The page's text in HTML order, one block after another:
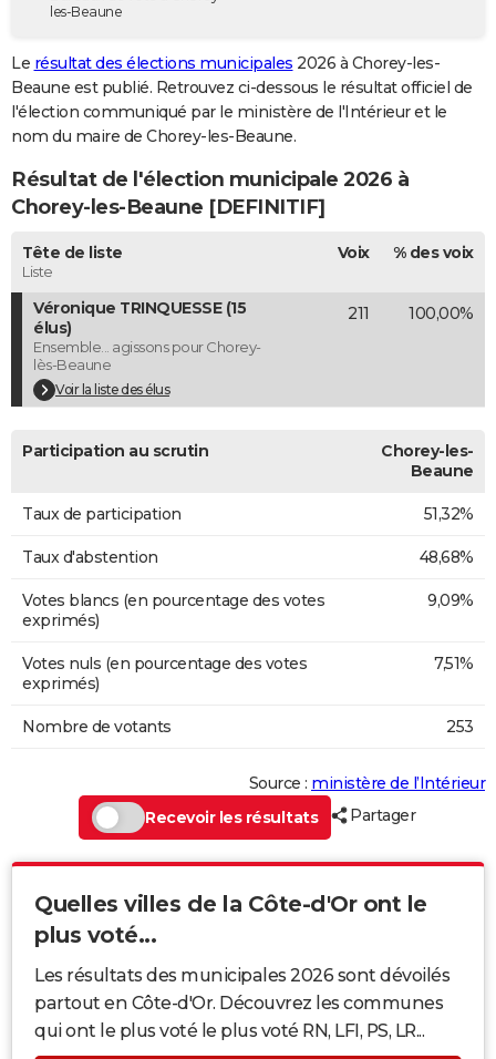
Destinations
City break
Voyage nature
Voyage de noces
Forum
GUIDES D'ACHAT
BONS PLANS
Carte de Noël
Carte Bonne année
Carte Saint-Valentin
Carte Pâques
Carte d'anniversaire
DICTIONNAIRE
Dictionnaire
Biographies
Citations
Expressions
Proverbes
PROGRAMME TV
COPAINS D'AVANT
S'inscrire
Se connecter
Lycées
Collèges
Primaires
Universités
Entreprises
Service militaire
Avis de recherche
AVIS DE DÉCÈS
FORUM
les-Beaune
Le résultat des élections municipales 2026 à Chorey-les-
Beaune est publié. Retrouvez ci-dessous le résultat officiel de
l'élection communiqué par le ministère de l'Intérieur et le
nom du maire de Chorey-les-Beaune.
Résultat de l'élection municipale 2026 à
Chorey-les-Beaune [DEFINITIF]
Tête de liste
Liste
Voix % des voix
Véronique TRINQUESSE (15
élus)
Ensemble... agissons pour Chorey-
lès-Beaune
Voir la liste des élus
211 100,00%
Participation au scrutin
Chorey-les-
Beaune
Taux de participation 51,32%
Taux d'abstention 48,68%
Votes blancs (en pourcentage des votes
exprimés)
9,09%
Votes nuls (en pourcentage des votes
exprimés)
7,51%
Nombre de votants 253
Source : ministère de l’Intérieur
Recevoir les résultats
Partager
Quelles villes de la Côte-d'Or ont le
plus voté...
Les résultats des municipales 2026 sont dévoilés
partout en Côte-d'Or. Découvrez les communes
qui ont le plus voté le plus voté RN, LFI, PS, LR...